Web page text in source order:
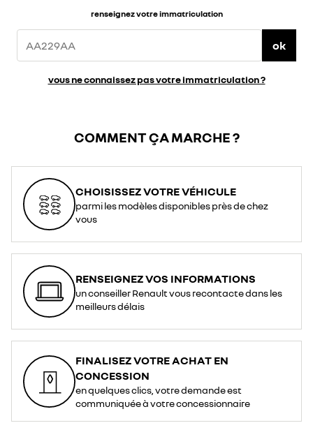
renseignez votre immatriculation
ok
vous ne connaissez pas votre immatriculation ?
COMMENT ÇA MARCHE ?
CHOISISSEZ VOTRE VÉHICULE
parmi les modèles disponibles près de chez
vous
RENSEIGNEZ VOS INFORMATIONS
un conseiller Renault vous recontacte dans les
meilleurs délais
FINALISEZ VOTRE ACHAT EN
CONCESSION
en quelques clics, votre demande est
communiquée à votre concessionnaire